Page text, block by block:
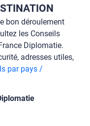
bon déroulement
les Conseils
Diplomatie.
adresses utiles,
par pays /